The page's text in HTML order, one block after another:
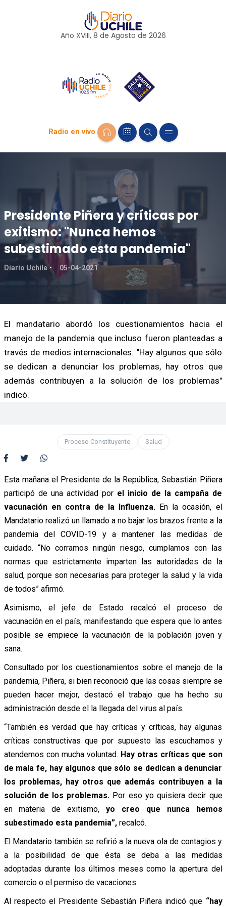
Año XVIII, 8 de Agosto de 2026
Radio en vivo
Presidente Piñera y críticas por
exitismo: "Nunca hemos
subestimado esta pandemia"
Diario Uchile 05-04-2021
El mandatario abordó los cuestionamientos hacia el
manejo de la pandemia que incluso fueron planteadas a
través de medios internacionales. "Hay algunos que sólo
se dedican a denunciar los problemas, hay otros que
además contribuyen a la solución de los problemas"
indicó.
Proceso Constituyente Salud
Esta mañana el Presidente de la República, Sebastián Piñera
participó de una actividad por el inicio de la campaña de
vacunación en contra de la Influenza. En la ocasión, el
Mandatario realizó un llamado a no bajar los brazos frente a la
pandemia del COVID-19 y a mantener las medidas de
cuidado. “No corramos ningún riesgo, cumplamos con las
normas que estrictamente imparten las autoridades de la
salud, porque son necesarias para proteger la salud y la vida
de todos” afirmó.
Asimismo, el jefe de Estado recalcó el proceso de
vacunación en el país, manifestando que espera que lo antes
posible se empiece la vacunación de la población joven y
sana.
Consultado por los cuestionamientos sobre el manejo de la
pandemia, Piñera, si bien reconoció que las cosas siempre se
pueden hacer mejor, destacó el trabajo que ha hecho su
administración desde el la llegada del virus al país.
“También es verdad que hay críticas y críticas, hay algunas
críticas constructivas que por supuesto las escuchamos y
atendemos con mucha voluntad. Hay otras críticas que son
de mala fe, hay algunos que sólo se dedican a denunciar
los problemas, hay otros que además contribuyen a la
solución de los problemas. Por eso yo quisiera decir que
en materia de exitismo, yo creo que nunca hemos
subestimado esta pandemia”,recalcó.
El Mandatario también se refirió a la nueva ola de contagios y
a la posibilidad de que ésta se deba a las medidas
adoptadas durante los últimos meses como la apertura del
comercio o el permiso de vacaciones.
Al respecto el Presidente Sebastián Piñera indicó que “hay